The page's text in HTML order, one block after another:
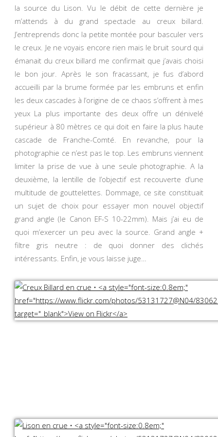
la source du Lison. Vu le débit de cette dernière je
m’attends à du grand spectacle au creux billard.
J’entreprends donc la petite montée pour basculer vers
le creux. Je ne voyais encore rien mais le bruit sourd qui
émanait du creux billard me confirmait que j’avais choisi
le bon jour. Après le son fracassant, je fus d’abord
accueilli par la brume formée par les embruns et enfin
les deux cascades à l’origine de ce chaos s’offrent à mes
yeux La plus importante des deux offre un dénivelé
supérieur à 80 mètres ce qui doit en faire la plus haute
cascade de Franche-Comté. En revanche, pour la
photographie ce n’est pas le top. Les embruns viennent
limiter la prise de vue à une seule photographie. A la
deuxième, la lentille de l’objectif est recouverte d’une
multitude de gouttelettes. Dommage, ce site constituait
un sujet de choix pour essayer mon nouvel objectif
grand angle (le Canon EF-S 10-22mm). Mais j’ai eu de
quoi m’exercer un peu avec la source. Grand angle +
filtre gris neutre : de quoi donner des clichés
intéressants. Enfin, je vous laisse juge…